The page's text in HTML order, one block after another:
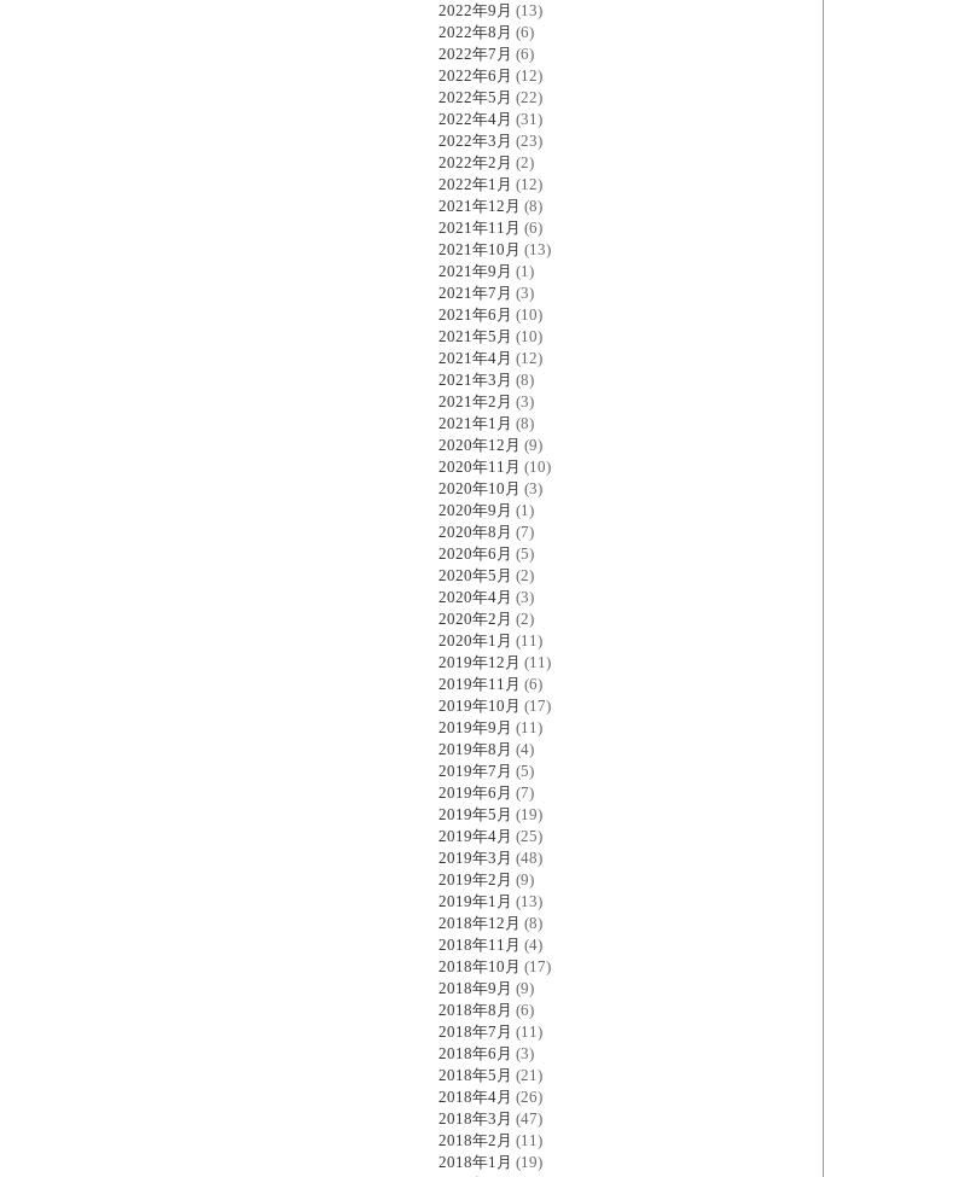
2022年9月 (13)
2022年8月 (6)
2022年7月 (6)
2022年6月 (12)
2022年5月 (22)
2022年4月 (31)
2022年3月 (23)
2022年2月 (2)
2022年1月 (12)
2021年12月 (8)
2021年11月 (6)
2021年10月 (13)
2021年9月 (1)
2021年7月 (3)
2021年6月 (10)
2021年5月 (10)
2021年4月 (12)
2021年3月 (8)
2021年2月 (3)
2021年1月 (8)
2020年12月 (9)
2020年11月 (10)
2020年10月 (3)
2020年9月 (1)
2020年8月 (7)
2020年6月 (5)
2020年5月 (2)
2020年4月 (3)
2020年2月 (2)
2020年1月 (11)
2019年12月 (11)
2019年11月 (6)
2019年10月 (17)
2019年9月 (11)
2019年8月 (4)
2019年7月 (5)
2019年6月 (7)
2019年5月 (19)
2019年4月 (25)
2019年3月 (48)
2019年2月 (9)
2019年1月 (13)
2018年12月 (8)
2018年11月 (4)
2018年10月 (17)
2018年9月 (9)
2018年8月 (6)
2018年7月 (11)
2018年6月 (3)
2018年5月 (21)
2018年4月 (26)
2018年3月 (47)
2018年2月 (11)
2018年1月 (19)